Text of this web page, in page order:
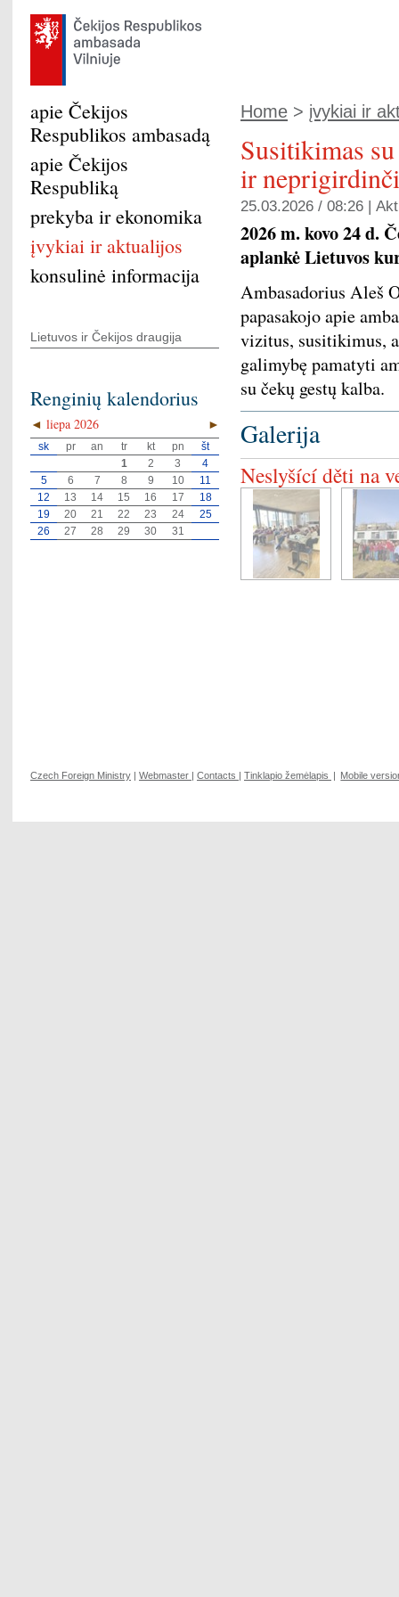
Home > įvykiai ir
Susitikimas
ir
25.03.2026 / 08:26 |
2026 m. kovo 24 d.
aplankė Lietuvos
Ambasadorius Aleš
papasakojo apie
vizitus, susitikimus,
galimybę pamatyti
su čekų gestų kalba.
Galerija
Neslyšící děti na
apie Čekijos
Respublikos ambasadą
apie Čekijos
Respubliką
prekyba ir ekonomika
įvykiai ir aktualijos
konsulinė informacija
Lietuvos ir Čekijos draugija
Renginių kalendorius
◄ ►
liepa 2026
sk pr an tr kt pn
št
1
2 3
4
5
6 7 8 9 10
11
12
13 14 15 16 17
18
19
20 21 22 23 24
25
26
27 28 29 30 31
Czech Foreign Ministry | Webmaster | Contacts | Tinklapio žemėlapis | Mobile